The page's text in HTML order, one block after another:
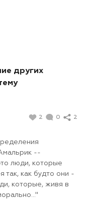
других
2 0 2
--
люди, которые
так, как будто они -
которые, живя в